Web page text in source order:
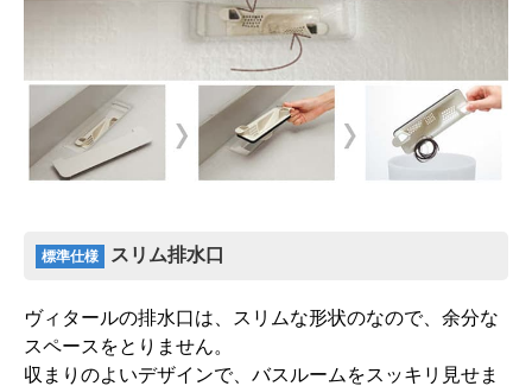
標準仕様 スリム排水口
ヴィタールの排水口は、スリムな形状のなので、余分な
スペースをとりません。
収まりのよいデザインで、バスルームをスッキリ見せま